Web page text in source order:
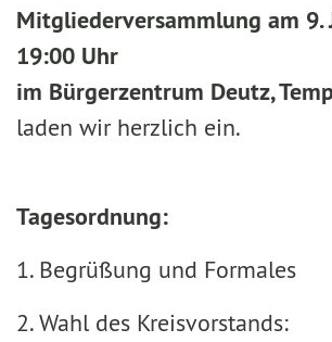
Mitgliederversammlung am 9.
19:00 Uhr
im Bürgerzentrum Deutz,
laden wir herzlich ein.
Tagesordnung:
1. Begrüßung und Formales
2. Wahl des Kreisvorstands: